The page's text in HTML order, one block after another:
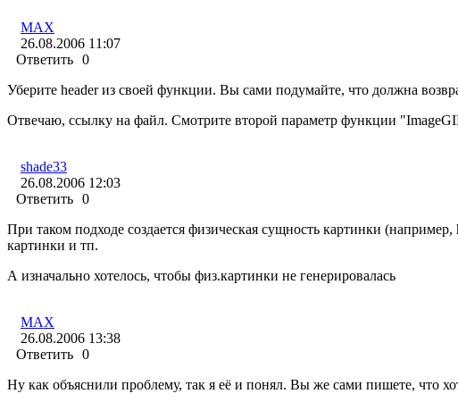
MAX
26.08.2006 11:07
Ответить 0
Отвечаю, ссылку на файл. Смотрите второй параметр функции
shade33
26.08.2006 12:03
Ответить 0
При таком подходе создается физическая сущность картинки
картинки и тп.
А изначально хотелось, чтобы физ.картинки не генерировалась
MAX
26.08.2006 13:38
Ответить 0
Ну как объяснили проблему, так я её и понял. Вы же сами пишете, что